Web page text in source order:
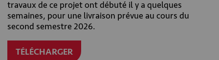
travaux de ce projet ont débuté il y a quelques
semaines, pour une livraison prévue au cours du
second semestre 2026.
TÉLÉCHARGER